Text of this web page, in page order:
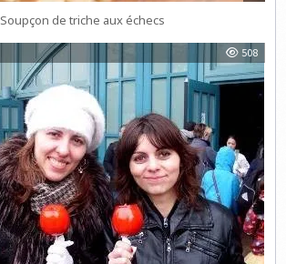
Soupçon de triche aux échecs
508